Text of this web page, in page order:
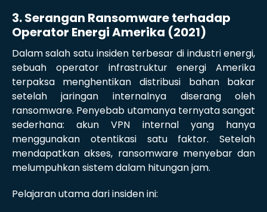
3. Serangan Ransomware terhadap
Operator Energi Amerika (2021)
Dalam salah satu insiden terbesar di industri energi,
sebuah operator infrastruktur energi Amerika
terpaksa menghentikan distribusi bahan bakar
setelah jaringan internalnya diserang oleh
ransomware. Penyebab utamanya ternyata sangat
sederhana: akun VPN internal yang hanya
menggunakan otentikasi satu faktor. Setelah
mendapatkan akses, ransomware menyebar dan
melumpuhkan sistem dalam hitungan jam.
Pelajaran utama dari insiden ini: